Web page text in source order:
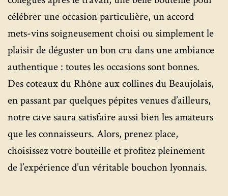
célébrer une occasion particulière, un accord
mets-vins soigneusement choisi ou simplement le
plaisir de déguster un bon cru dans une ambiance
authentique : toutes les occasions sont bonnes.
Des coteaux du Rhône aux collines du Beaujolais,
en passant par quelques pépites venues d’ailleurs,
notre cave saura satisfaire aussi bien les amateurs
que les connaisseurs. Alors, prenez place,
choisissez votre bouteille et profitez pleinement
de l’expérience d’un véritable bouchon lyonnais.